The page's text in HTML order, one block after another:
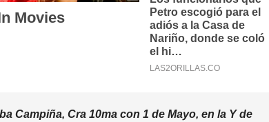
Campiña, Cra 10ma con 1 de Mayo, en la Y de